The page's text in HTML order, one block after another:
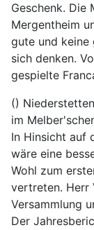
Geschenk. Die
Mergentheim
gute und keine
sich denken.
gespielte
()
im
In Hinsicht auf
wäre eine
Wohl zum
vertreten. Herr
Versammlung
Der